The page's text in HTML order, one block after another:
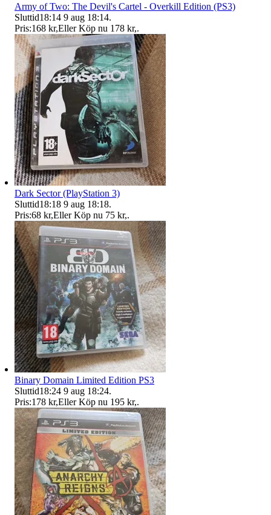
Army of Two: The Devil's Cartel - Overkill Edition (PS3)
Sluttid18:14 9 aug 18:14.
Pris:168 kr,Eller Köp nu 178 kr,.
Dark Sector (PlayStation 3)
Sluttid18:18 9 aug 18:18.
Pris:68 kr,Eller Köp nu 75 kr,.
Binary Domain Limited Edition PS3
Sluttid18:24 9 aug 18:24.
Pris:178 kr,Eller Köp nu 195 kr,.